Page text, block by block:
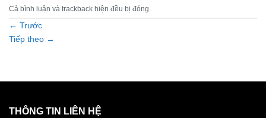
Cả bình luận và trackback hiện đều bị đóng.
← Trước
Tiếp theo →
THÔNG TIN LIÊN HỆ